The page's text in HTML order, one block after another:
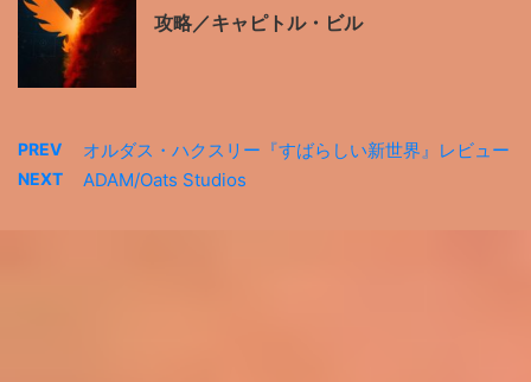
攻略／キャピトル・ビル
PREV オルダス・ハクスリー『すばらしい新世界』レビュー
NEXT ADAM/Oats Studios